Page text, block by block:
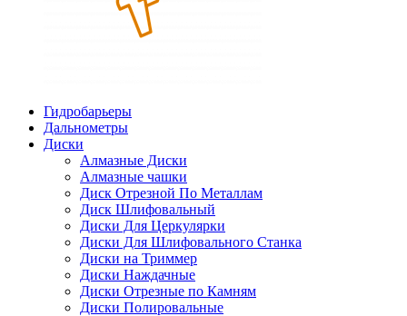
Гидробарьеры
Дальнометры
Диски
Алмазные Диски
Алмазные чашки
Диск Отрезной По Металлам
Диск Шлифовальный
Диски Для Церкулярки
Диски Для Шлифовального Станка
Диски на Триммер
Диски Наждачные
Диски Отрезные по Камням
Диски Полировальные